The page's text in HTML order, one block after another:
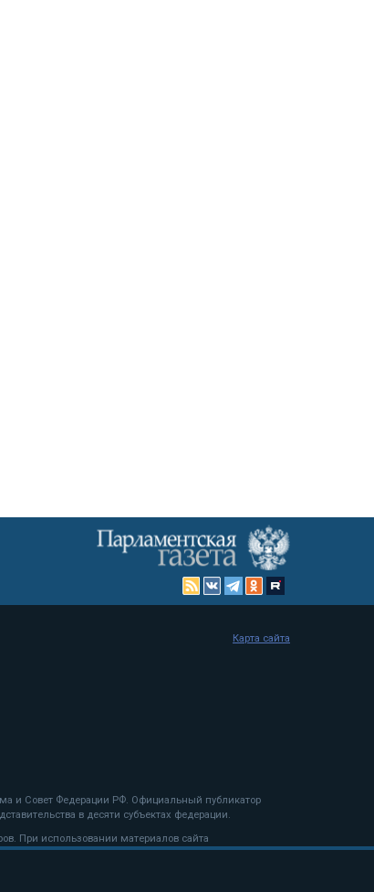
и Совет Федерации РФ. Официальный публикатор
в десяти субъектах федерации.
При использовании материалов сайта
Карта сайта